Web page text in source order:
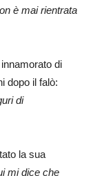
è mai rientrata
di
dopo il falò:
di
la sua
mi dice che